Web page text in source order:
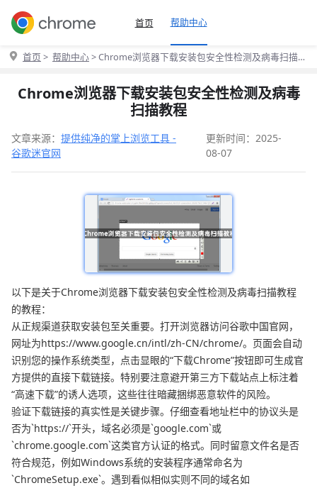
首页 帮助中心
首页 > 帮助中心> Chrome浏览器下载安装包安全性检测及病毒扫描
Chrome浏览器下载安装包安全性检测及病毒
扫描教程
文章来源： 提供纯净的掌上浏览工具 -
谷歌迷官网
更新时间：2025-
08-07
以下是关于Chrome浏览器下载安装包安全性检测及病毒扫描教程
的教程：
从正规渠道获取安装包至关重要。打开浏览器访问谷歌中国官网，
网址为https://www.google.cn/intl/zh-CN/chrome/。页面会自动
识别您的操作系统类型，点击显眼的“下载Chrome”按钮即可生成官
方提供的直接下载链接。特别要注意避开第三方下载站点上标注着
“高速下载”的诱人选项，这些往往暗藏捆绑恶意软件的风险。
验证下载链接的真实性是关键步骤。仔细查看地址栏中的协议头是
否为`https://`开头，域名必须是`google.com`或
`chrome.google.com`这类官方认证的格式。同时留意文件名是否
符合规范，例如Windows系统的安装程序通常命名为
`ChromeSetup.exe`。遇到看似相似实则不同的域名如